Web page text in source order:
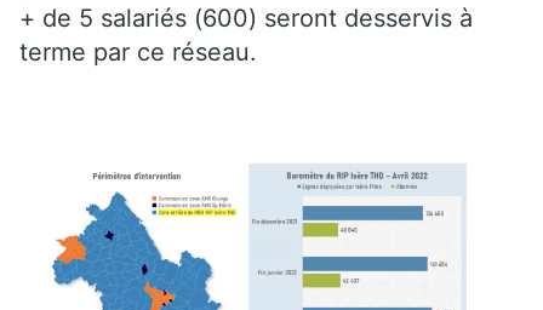
+ de 5 salariés (600) seront desservis à
terme par ce réseau.